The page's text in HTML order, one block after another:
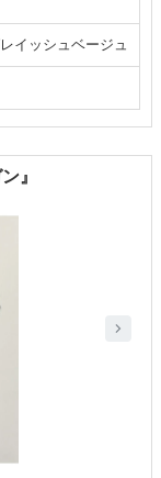
イッシュベージュ
』